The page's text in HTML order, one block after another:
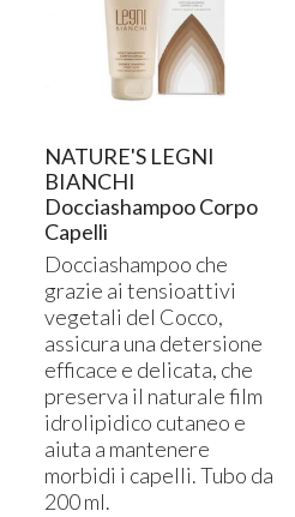
NATURE'S LEGNI
BIANCHI
Docciashampoo Corpo
Capelli
Docciashampoo che
grazie ai tensioattivi
vegetali del Cocco,
assicura una detersione
efficace e delicata, che
preserva il naturale film
idrolipidico cutaneo e
aiuta a mantenere
morbidi i capelli. Tubo da
200 ml.